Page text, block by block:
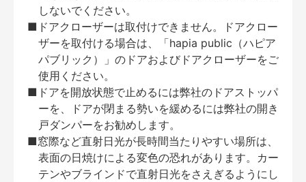
しないでください。
■ドアクローザーは取付けできません。ドアクロー
ザーを取付ける場合は、「hapia public（ハピア
パブリック）」のドアおよびドアクローザーをご
使用ください。
■ドアを開放状態で止めるには弊社のドアストッパ
ーを、ドアが閉まる勢いを緩めるには弊社の開き
戸ダンパーをお勧めします。
■窓際など直射日光が長時間当たりやすい場所は、
表面の日焼けによる変色の恐れがあります。カー
テンやブラインドで直射日光をさえぎるようにし